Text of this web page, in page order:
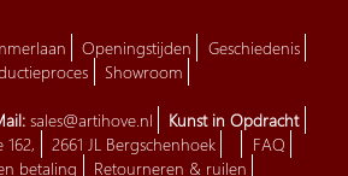
Openingstijden
Geschiedenis
Showroom
sales@artihove.nl
Kunst in Opdracht
162, 2661 JL Bergschenhoek
FAQ
betaling
Retourneren & ruilen